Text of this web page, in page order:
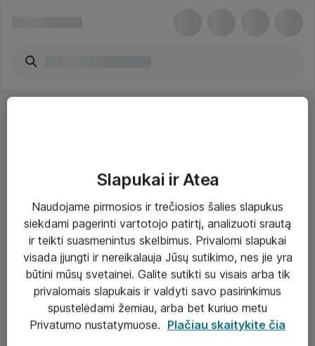
Paslaugos
Sprendimai
Įgyvendinti projektai
Atea ekspertų patarimai verslui
Slapukai ir Atea
Naudojame pirmosios ir trečiosios šalies slapukus
siekdami pagerinti vartotojo patirtį, analizuoti srautą
ir teikti suasmenintus skelbimus. Privalomi slapukai
visada įjungti ir nereikalauja Jūsų sutikimo, nes jie yra
būtini mūsų svetainei. Galite sutikti su visais arba tik
privalomais slapukais ir valdyti savo pasirinkimus
spustelėdami žemiau, arba bet kuriuo metu
Privatumo nustatymuose. Plačiau skaitykite čia